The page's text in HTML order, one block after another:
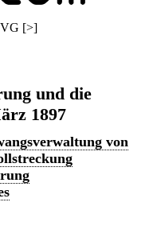
[>]
und die
1897
von